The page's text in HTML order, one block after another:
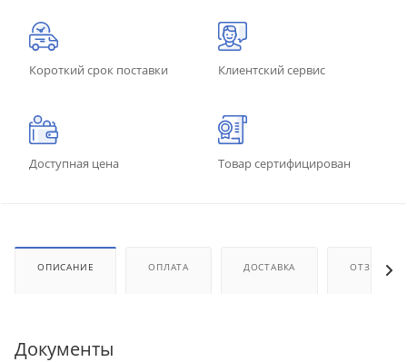
Короткий срок поставки Клиентский сервис
Доступная цена Товар сертифицирован
ОПИСАНИЕ ОПЛАТА ДОСТАВКА ОТЗЫВЫ
Документы